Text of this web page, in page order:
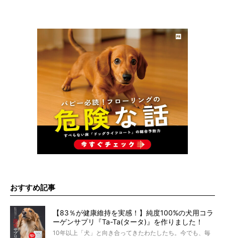
おすすめ記事
【83％が健康維持を実感！】純度100%の犬用コラ
ーゲンサプリ『Ta-Ta(タータ)』を作りました！
10年以上「犬」と向き合ってきたわたしたち。今でも、毎